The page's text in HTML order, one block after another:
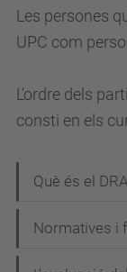
Les persones
UPC com
L'ordre dels
consti en els
a
v
Què és el
Normatives i